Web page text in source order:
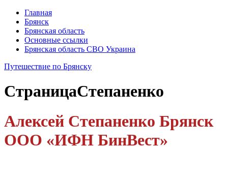
Главная
Брянск
Брянская область
Основные ссылки
Брянская область СВО Украина
Путешествие по Брянску
СтраницаСтепаненко
Алексей Степаненко Брянск
ООО «ИФН БинВест»